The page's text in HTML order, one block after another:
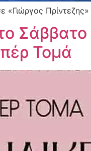
«Γιώργος Πρίντεζης»
Σάββατο
Τομά